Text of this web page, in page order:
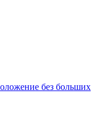
без больших